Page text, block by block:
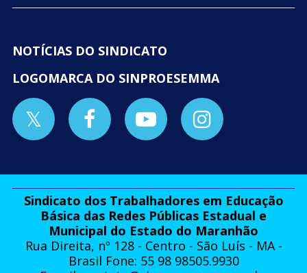
NOTÍCIAS DO SINDICATO
LOGOMARCA DO SINPROESEMMA
Sindicato dos Trabalhadores em Educação
Básica das Redes Públicas Estadual e
Municipal do Estado do Maranhão
Rua Direita, nº 128 - Centro - São Luís - MA -
Brasil Fone: 55 98 98505.9930